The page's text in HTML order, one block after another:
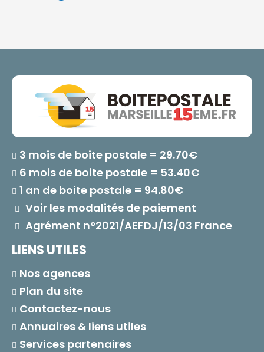
3 mois de boite postale = 29.70€
6 mois de boite postale = 53.40€
1 an de boite postale = 94.80€
Voir les modalités de paiement
Agrément n°2021/AEFDJ/13/03 France
LIENS UTILES
Nos agences
Plan du site
Contactez-nous
Annuaires & liens utiles
Services partenaires